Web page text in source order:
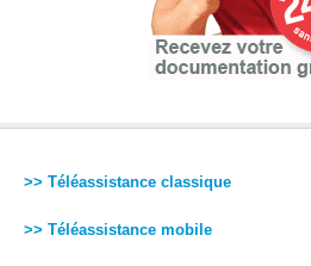
>> Téléassistance classique
>> Téléassistance mobile